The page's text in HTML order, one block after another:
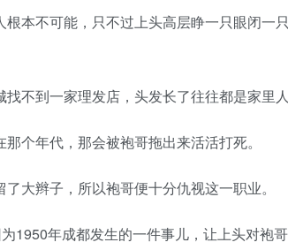
本不可能，只不过上头高层睁一只眼闭一
不到一家理发店，头发长了往往都是家里
个年代，那会被袍哥拖出来活活打死。
大辫子，所以袍哥便十分仇视这一职业。
1950年成都发生的一件事儿，让上头对袍